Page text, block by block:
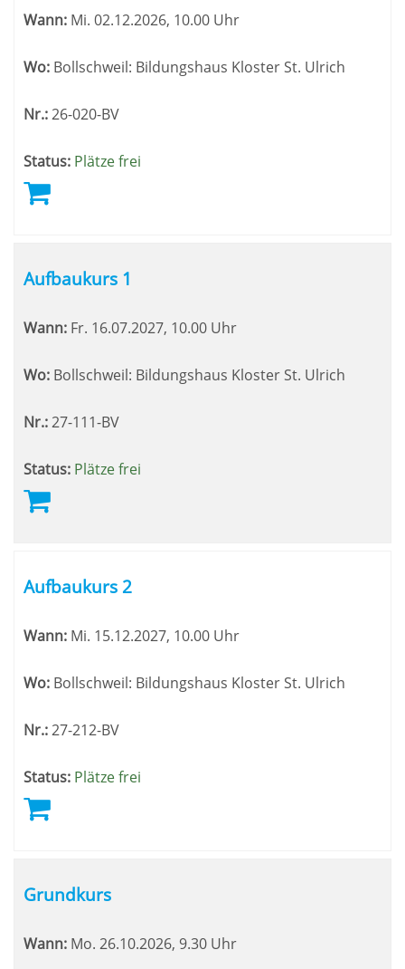
werden.
Wann: Mi. 02.12.2026, 10.00 Uhr
Wo: Bollschweil: Bildungshaus Kloster St. Ulrich
Nr.:26-020-BV
Status: Plätze frei
Aufbaukurs 1
Wann: Fr. 16.07.2027, 10.00 Uhr
Wo: Bollschweil: Bildungshaus Kloster St. Ulrich
Nr.:27-111-BV
Status: Plätze frei
Aufbaukurs 2
Wann: Mi. 15.12.2027, 10.00 Uhr
Wo: Bollschweil: Bildungshaus Kloster St. Ulrich
Nr.:27-212-BV
Status: Plätze frei
Grundkurs
Wann: Mo. 26.10.2026, 9.30 Uhr